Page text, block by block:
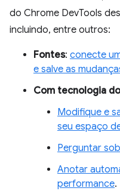
do Chrome DevTools
incluindo, entre outros:
Fontes: conecte
e salve as
Com tecnologia
Modifique e
seu espaço
Perguntar
Anotar
performance.